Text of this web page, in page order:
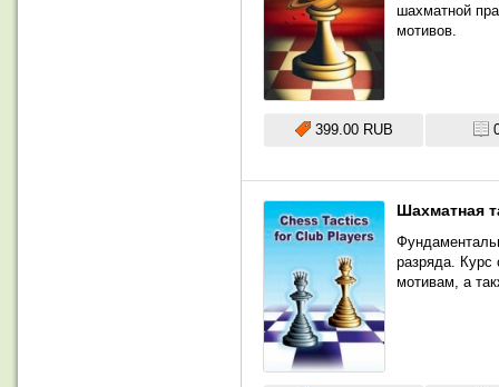
шахматной
мотивов.
399.00 RUB
Шахматная
разряда. Курс
мотивам, а